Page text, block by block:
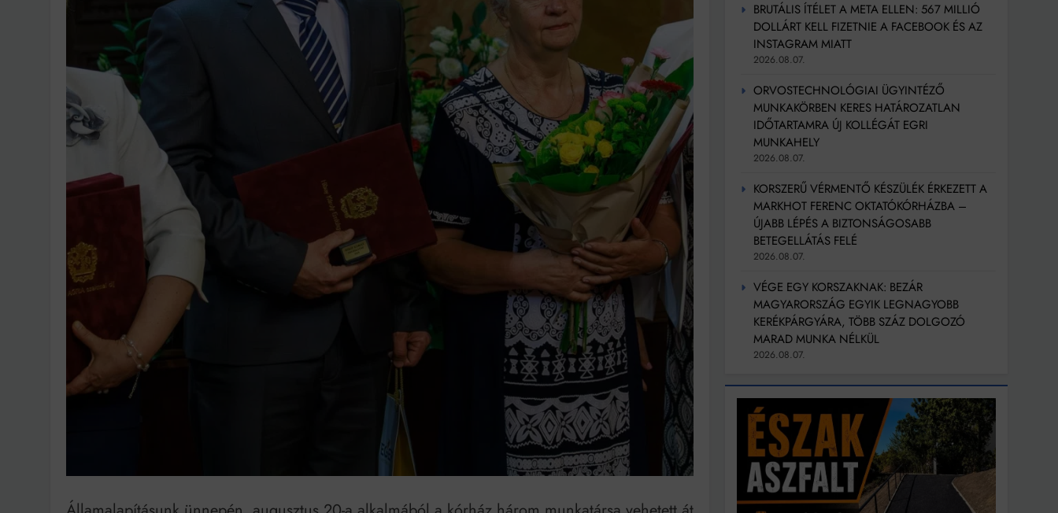
Az öregség nem csak ránc?
Az ördög még mindig Pradát visel. De te miért öltözöl hozzá?
Móricz Zsigmond: falusi író vagy boncmester?
Mindenki a világot akarja uralni – de nem csak a 80-as években
Bitumenes lapostetők: a bevált technológia akkor működik, ha jól van felújítva
BRUTÁLIS ÍTÉLET A META ELLEN: 567 MILLIÓ
DOLLÁRT KELL FIZETNIE A FACEBOOK ÉS AZ
INSTAGRAM MIATT
2026.08.07.
ORVOSTECHNOLÓGIAI ÜGYINTÉZŐ
MUNKAKÖRBEN KERES HATÁROZATLAN
IDŐTARTAMRA ÚJ KOLLÉGÁT EGRI
MUNKAHELY
2026.08.07.
KORSZERŰ VÉRMENTŐ KÉSZÜLÉK ÉRKEZETT A
MARKHOT FERENC OKTATÓKÓRHÁZBA –
ÚJABB LÉPÉS A BIZTONSÁGOSABB
BETEGELLÁTÁS FELÉ
2026.08.07.
VÉGE EGY KORSZAKNAK: BEZÁR
MAGYARORSZÁG EGYIK LEGNAGYOBB
KERÉKPÁRGYÁRA, TÖBB SZÁZ DOLGOZÓ
MARAD MUNKA NÉLKÜL
2026.08.07.